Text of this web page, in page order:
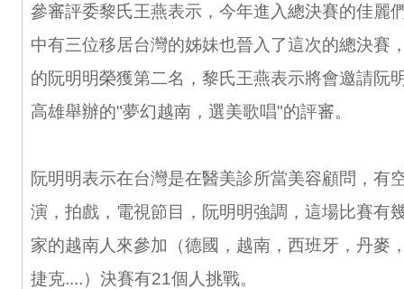
參審評委黎氏王燕表示，今年進入總決賽的佳麗
中有三位移居台灣的姊妹也晉入了這次的總決賽
的阮明明榮獲第二名，黎氏王燕表示將會邀請阮
高雄舉辦的"夢幻越南，選美歌唱"的評審。
阮明明表示在台灣是在醫美診所當美容顧問，有
演，拍戲，電視節目，阮明明強調，這場比賽有
家的越南人來參加（德國，越南，西班牙，丹麥
捷克....）決賽有21個人挑戰。